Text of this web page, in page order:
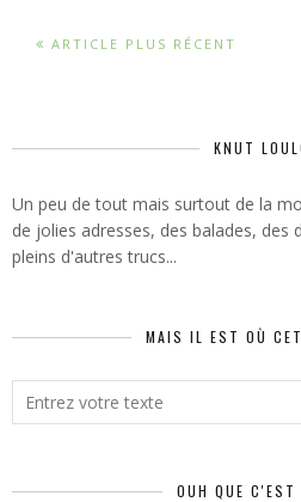
ARTICLE PLUS RÉCENT
KNUT
Un peu de tout mais surtout de la
de jolies adresses, des balades, des
pleins d'autres trucs...
MAIS IL EST OÙ
OUH QUE C'EST